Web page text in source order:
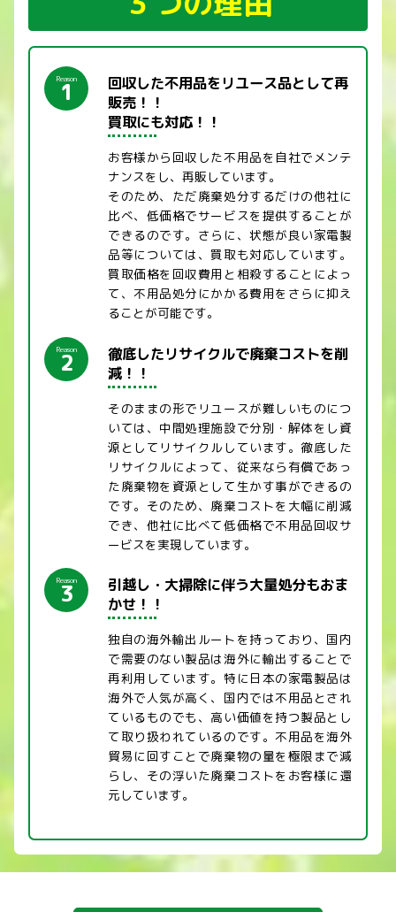
回収した不用品をリユース品として再
販売！！
買取にも対応！！
お客様から回収した不用品を自社でメンテ
ナンスをし、再販しています。
そのため、ただ廃棄処分するだけの他社に
比べ、低価格でサービスを提供することが
できるのです。さらに、状態が良い家電製
品等については、買取も対応しています。
買取価格を回収費用と相殺することによっ
て、不用品処分にかかる費用をさらに抑え
ることが可能です。
Reason
1
徹底したリサイクルで廃棄コストを削
減！！
そのままの形でリユースが難しいものにつ
いては、中間処理施設で分別・解体をし資
源としてリサイクルしています。徹底した
リサイクルによって、従来なら有償であっ
た廃棄物を資源として生かす事ができるの
です。そのため、廃棄コストを大幅に削減
でき、他社に比べて低価格で不用品回収サ
ービスを実現しています。
Reason
2
引越し・大掃除に伴う大量処分もおま
かせ！！
独自の海外輸出ルートを持っており、国内
で需要のない製品は海外に輸出することで
再利用しています。特に日本の家電製品は
海外で人気が高く、国内では不用品とされ
ているものでも、高い価値を持つ製品とし
て取り扱われているのです。不用品を海外
貿易に回すことで廃棄物の量を極限まで減
らし、その浮いた廃棄コストをお客様に還
元しています。
Reason
3